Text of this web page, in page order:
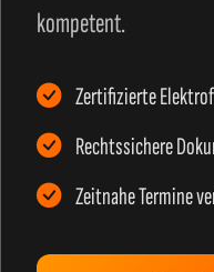
kompetent.
Zertifizierte
Rechtssichere
Zeitnahe Termine